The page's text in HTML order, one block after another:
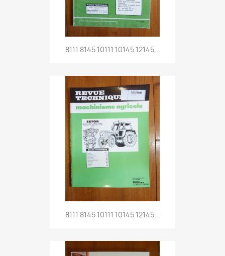
8111 8145 10111 10145 12145...
8111 8145 10111 10145 12145...